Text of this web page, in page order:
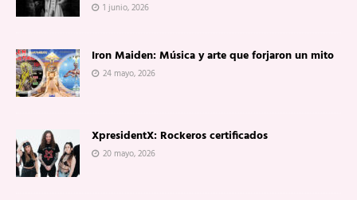
1 junio, 2026
Iron Maiden: Música y arte que forjaron un mito
24 mayo, 2026
XpresidentX: Rockeros certificados
20 mayo, 2026